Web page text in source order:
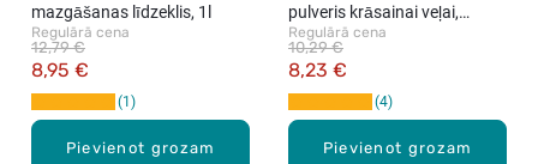
Pievienot grozam
mazgāšanas līdzeklis, 1l
Regulārā cena
8,95 €
12,79 €
1
Pievienot grozam
pulveris krāsainai veļai,
1.188kg
Regulārā cena
8,23 €
10,29 €
4